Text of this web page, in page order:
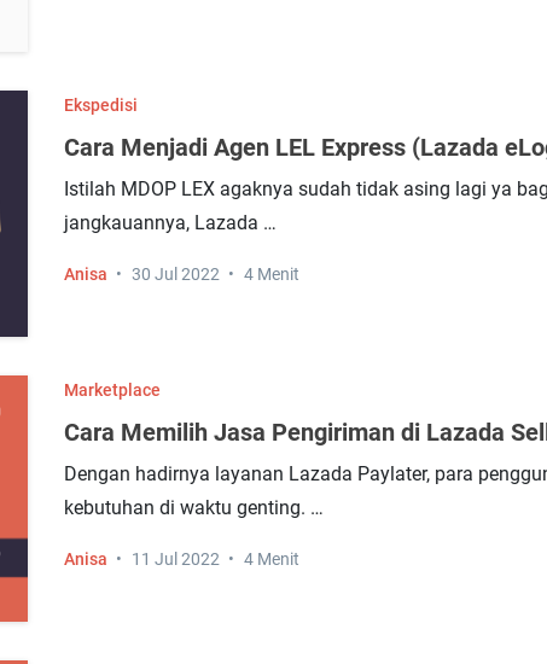
Ekspedisi
Cara Menjadi Agen LEL Express (Lazada
Istilah MDOP LEX agaknya sudah tidak asing lagi ya
jangkauannya, Lazada …
Anisa 30 Jul 2022 4 Menit
Marketplace
Cara Memilih Jasa Pengiriman di Lazada
Dengan hadirnya layanan Lazada Paylater, para
kebutuhan di waktu genting. …
Anisa 11 Jul 2022 4 Menit